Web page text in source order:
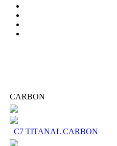
CARBON
C7 TITANAL CARBON